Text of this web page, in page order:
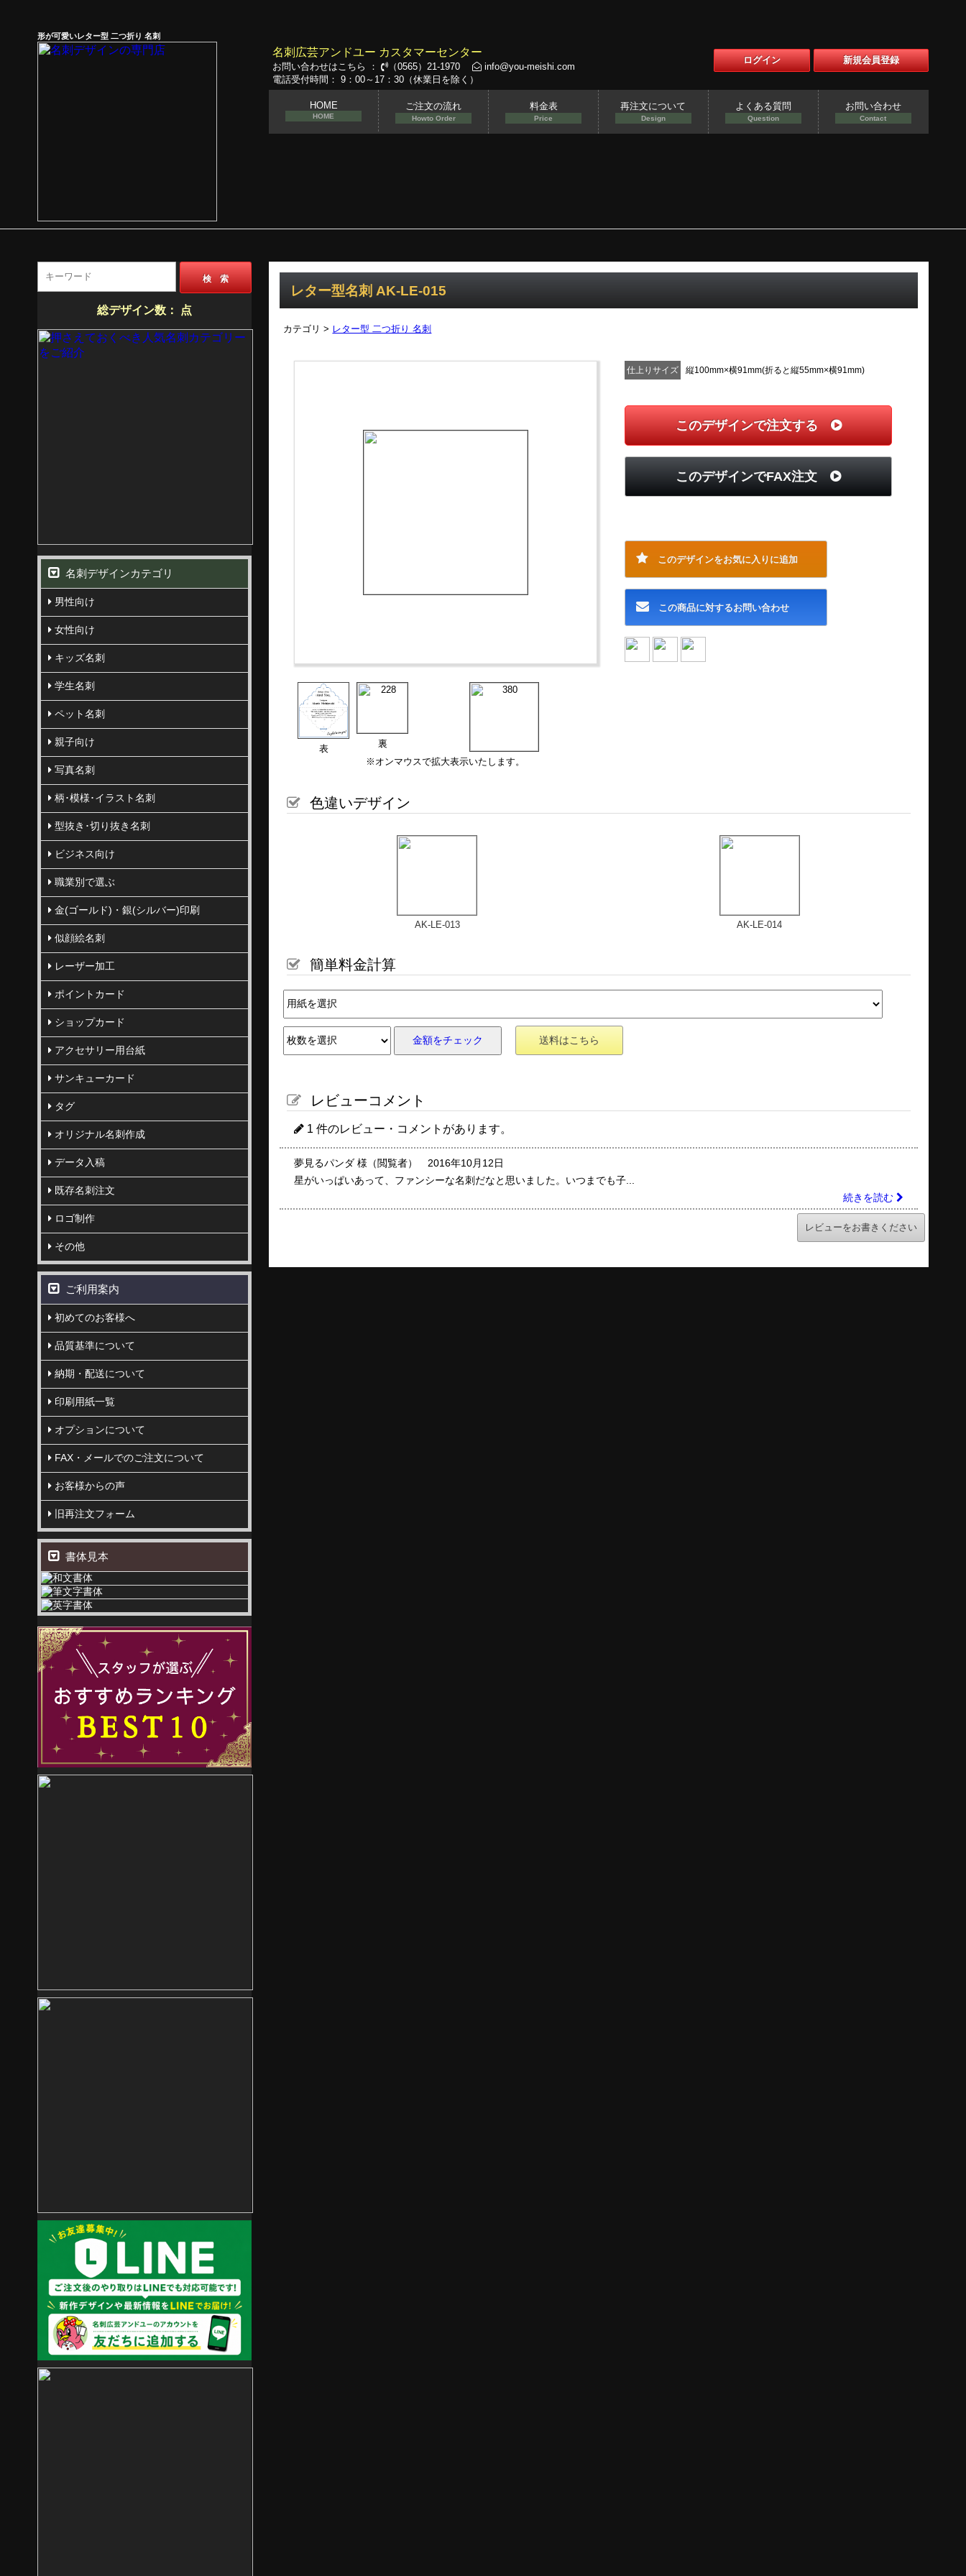
形が可愛いレター型 二つ折り 名刺
名刺広芸アンドユー カスタマーセンター
お問い合わせはこちら ： （0565）21-1970
info@you-meishi.com
電話受付時間： 9：00～17：30（休業日を除く）
新規会員登録
ログイン
HOME
HOME
ご注文の流れ
Howto Order
料金表
Price
再注文について
Design
よくある質問
Question
お問い合わせ
Contact
レター型名刺 AK-LE-015
カテゴリ > レター型 二つ折り 名刺
表
裏
※オンマウスで拡大表示いたします。
仕上りサイズ 縦100mm×横91mm(折ると縦55mm×横91mm)
このデザインで注文する
このデザインでFAX注文
このデザインをお気に入りに追加
この商品に対するお問い合わせ
色違いデザイン
AK-LE-013 AK-LE-014
簡単料金計算
金額をチェック 送料はこちら
レビューコメント
1 件のレビュー・コメントがあります。
夢見るパンダ 様（閲覧者） 2016年10月12日
星がいっぱいあって、ファンシーな名刺だなと思いました。いつまでも子...
続きを読む
レビューをお書きください
検 索
総デザイン数： 点
名刺デザインカテゴリ
男性向け
女性向け
キッズ名刺
学生名刺
ペット名刺
親子向け
写真名刺
柄･模様･イラスト名刺
型抜き･切り抜き名刺
ビジネス向け
職業別で選ぶ
金(ゴールド)・銀(シルバー)印刷
似顔絵名刺
レーザー加工
ポイントカード
ショップカード
アクセサリー用台紙
サンキューカード
タグ
オリジナル名刺作成
データ入稿
既存名刺注文
ロゴ制作
その他
ご利用案内
初めてのお客様へ
品質基準について
納期・配送について
印刷用紙一覧
オプションについて
FAX・メールでのご注文について
お客様からの声
旧再注文フォーム
書体見本